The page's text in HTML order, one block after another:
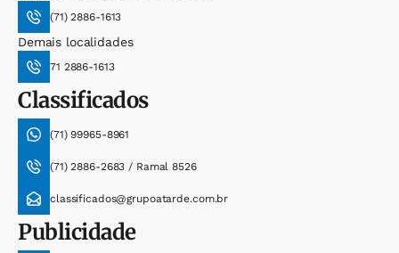
(71) 2886-1613
Demais localidades
71 2886-1613
Classificados
(71) 99965-8961
(71) 2886-2683 / Ramal 8526
classificados@grupoatarde.com.br
Publicidade